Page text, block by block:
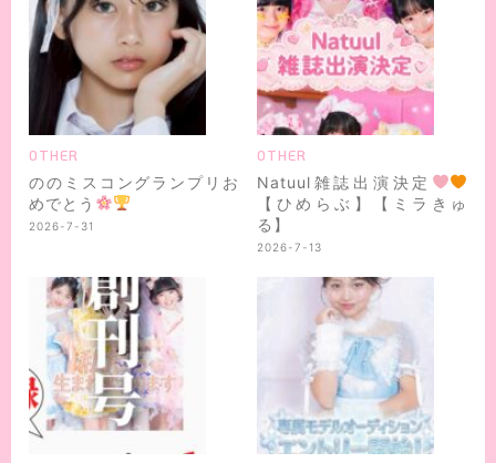
OTHER
ののミスコングランプリお
めでとう
2026-7-31
OTHER
Natuul雑誌出演決定
【ひめらぶ】【ミラきゅ
る】
2026-7-13